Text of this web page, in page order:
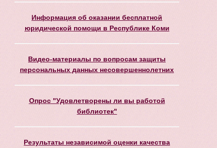
Информация об оказании бесплатной
юридической помощи в Республике Коми
Видео-материалы по вопросам защиты
персональных данных несовершеннолетних
Опрос "Удовлетворены ли вы работой
библиотек"
Результаты независимой оценки качества